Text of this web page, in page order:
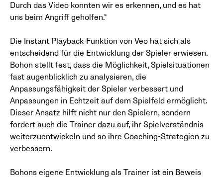
Durch das Video konnten wir es erkennen, und es hat
uns beim Angriff geholfen.“
Die Instant Playback-Funktion von Veo hat sich als
entscheidend für die Entwicklung der Spieler erwiesen.
Bohon stellt fest, dass die Möglichkeit, Spielsituationen
fast augenblicklich zu analysieren, die
Anpassungsfähigkeit der Spieler verbessert und
Anpassungen in Echtzeit auf dem Spielfeld ermöglicht.
Dieser Ansatz hilft nicht nur den Spielern, sondern
fordert auch die Trainer dazu auf, ihr Spielverständnis
weiterzuentwickeln und so ihre Coaching-Strategien zu
verbessern.
Bohons eigene Entwicklung als Trainer ist ein Beweis